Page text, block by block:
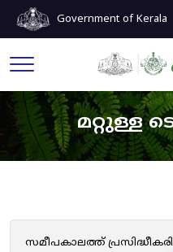
Government of Kerala
മറ്റുള്ള
സമീപകാലത്ത്